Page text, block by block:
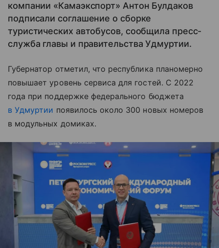
компании «Камаэкспорт» Антон Булдаков
подписали соглашение о сборке
туристических автобусов, сообщила пресс-
служба главы и правительства Удмуртии.
Губернатор отметил, что республика планомерно
повышает уровень сервиса для гостей. С 2022
года при поддержке федерального бюджета
в Удмуртии появилось около 300 новых номеров
в модульных домиках.